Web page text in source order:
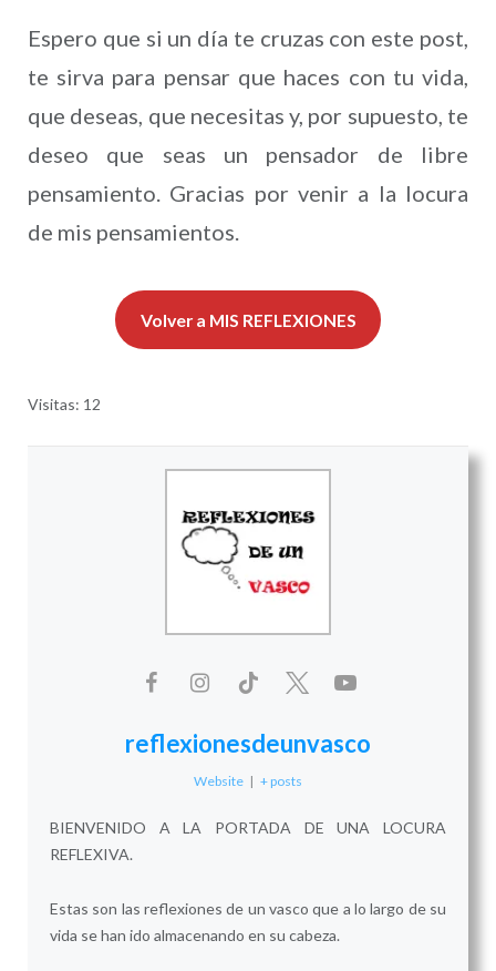
Espero que si un día te cruzas con este post,
te sirva para pensar que haces con tu vida,
que deseas, que necesitas y, por supuesto, te
deseo que seas un pensador de libre
pensamiento. Gracias por venir a la locura
de mis pensamientos.
Volver a MIS REFLEXIONES
Visitas: 12
reflexionesdeunvasco
Website | + posts
BIENVENIDO A LA PORTADA DE UNA LOCURA
REFLEXIVA.
Estas son las reflexiones de un vasco que a lo largo de su
vida se han ido almacenando en su cabeza.